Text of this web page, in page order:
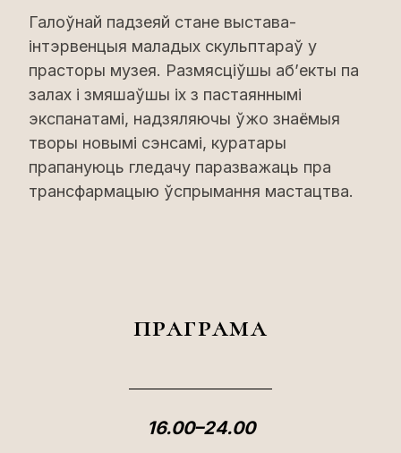
Галоўнай падзеяй стане выстава-
інтэрвенцыя маладых скульптараў у
прасторы музея. Размясціўшы аб’екты па
залах і змяшаўшы іх з пастаяннымі
экспанатамі, надзяляючы ўжо знаёмыя
творы новымі сэнсамі, куратары
прапануюць гледачу паразважаць пра
трансфармацыю ўспрымання мастацтва.
праграма
16.00–24.00